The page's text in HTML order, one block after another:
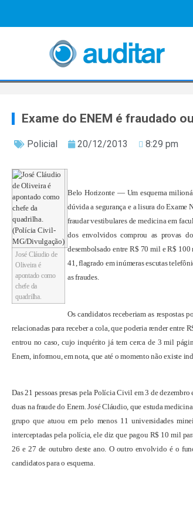
Exame do ENEM é fraudado
Policial 20/12/2013 8:29 pm
José Cláudio de
Oliveira é
apontado como
chefe da
quadrilha.
Belo Horizonte — Um esquema
dúvida a segurança e a lisura do Exame
fraudar vestibulares de medicina em
dos envolvidos comprou as provas
desembolsado entre R$ 70 mil e R$
41, flagrado em inúmeras escutas
as fraudes.
Os candidatos receberiam as respostas
relacionadas para receber a cola, que poderia render entre
entrou no caso, cujo inquérito já tem cerca de 3 mil
Enem, informou, em nota, que até o momento não existe
Das 21 pessoas presas pela Polícia Civil em 3 de
duas na fraude do Enem. José Cláudio, que estuda
grupo que atuou em pelo menos 11 universidades
interceptadas pela polícia, ele diz que pagou R$ 10 mil
26 e 27 de outubro deste ano. O outro envolvido é o
candidatos para o esquema.